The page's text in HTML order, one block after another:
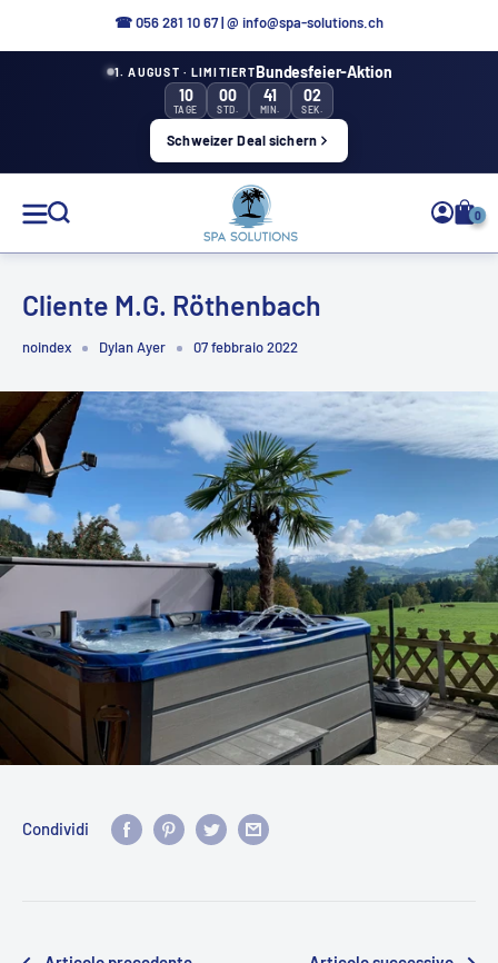
☎056 281 10 67|@ info@spa-solutions.ch
1. AUGUST · LIMITIERTBundesfeier-Aktion
10
TAGE
00
STD.
41
MIN.
02
SEK.
Schweizer Deal sichern
Soluzioni
Spa
0
Cliente M.G. Röthenbach
noindex Dylan Ayer 07 febbraio 2022
Condividi